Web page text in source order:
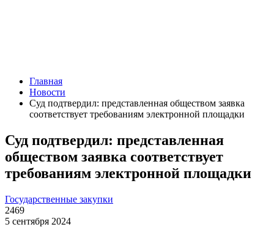
Главная
Новости
Суд подтвердил: представленная обществом заявка
соответствует требованиям электронной площадки
Суд подтвердил: представленная
обществом заявка соответствует
требованиям электронной площадки
Государственные закупки
2469
5 сентября 2024